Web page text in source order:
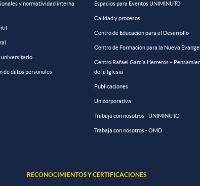
y normatividad interna
universitario
de datos personales
Espacios para Eventos UNIMINUTO
Calidad y procesos
Centro de Educación para el Desarrollo
Centro de Formación para la Nueva
Centro Rafael García Herreros –
de la Iglesia
Publicaciones
Unicorporativa
Trabaja con nosotros - UNIMINUTO
Trabaja con nosotros - OMD
RECONOCIMIENTOS Y CERTIFICACIONES